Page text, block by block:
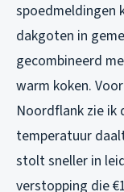
spoedmeldingen
dakgoten in
gecombineerd
warm koken.
Noordflank zie ik
temperatuur
stolt sneller in
verstopping die